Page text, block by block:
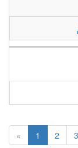
« 1 2 3